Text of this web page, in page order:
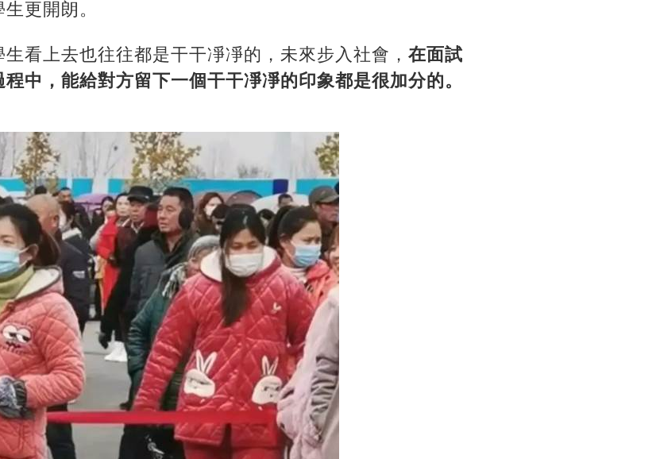
更開朗。
看上去也往往都是干干凈凈的，未來步入社會， 在面試
中，能給對方留下一個干干凈凈的印象都是很加分的。